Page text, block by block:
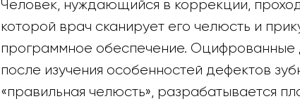
Человек, нуждающийся в коррекции,
которой врач сканирует его челюсть и
программное обеспечение. Оцифрованные
после изучения особенностей дефектов
«правильная челюсть», разрабатывается